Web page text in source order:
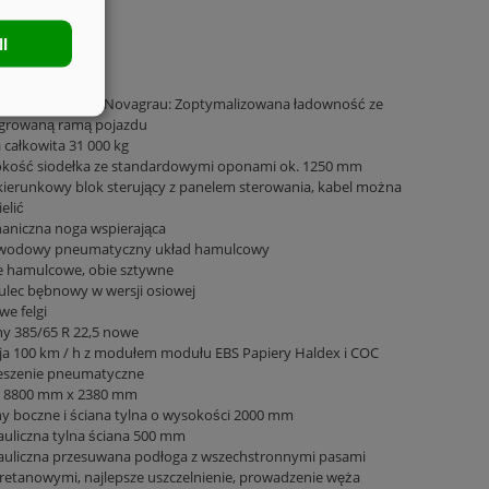
malowane Novagrau: Zoptymalizowana ładowność ze
ramą pojazdu
całkowita 31 000 kg
siodełka ze standardowymi oponami ok. 1250 mm
blok sterujący z panelem sterowania, kabel można
noga wspierająca
pneumatyczny układ hamulcowy
hamulcowe, obie sztywne
bębnowy w wersji osiowej
felgi
385/65 R 22,5 nowe
100 km / h z modułem modułu EBS Papiery Haldex i COC
pneumatyczne
mm x 2380 mm
boczne i ściana tylna o wysokości 2000 mm
tylna ściana 500 mm
przesuwana podłoga z wszechstronnymi pasami
najlepsze uszczelnienie, prowadzenie węża